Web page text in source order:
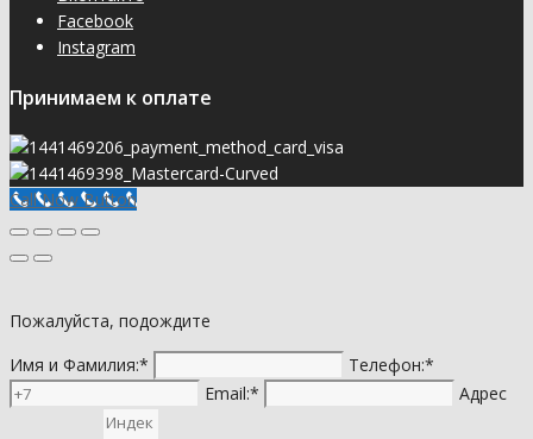
Facebook
Instagram
Принимаем к оплате
Call Now Button
Пожалуйста, подождите
Имя и Фамилия:*
Телефон:*
Email:*
Адрес